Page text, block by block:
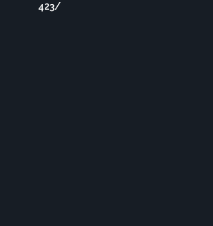
423/